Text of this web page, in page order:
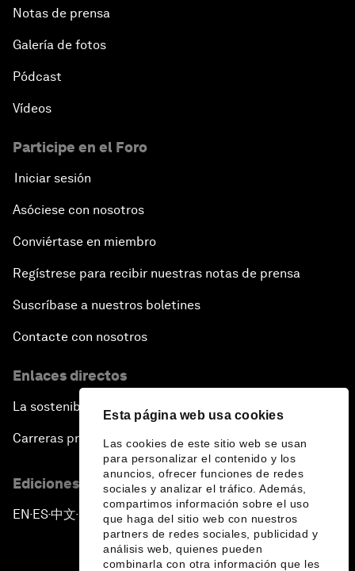
Esta página web usa cookies
Las cookies de este sitio web se usan
para personalizar el contenido y los
anuncios, ofrecer funciones de redes
sociales y analizar el tráfico. Además,
compartimos información sobre el uso
que haga del sitio web con nuestros
partners de redes sociales, publicidad y
análisis web, quienes pueden
combinarla con otra información que les
Notas de prensa
Galería de fotos
Pódcast
Vídeos
Participe en el Foro
Iniciar sesión
Asóciese con nosotros
Conviértase en miembro
Regístrese para recibir nuestras notas de prensa
Suscríbase a nuestros boletines
Contacte con nosotros
Enlaces directos
La sostenibilidad en el Foro
Carreras profesionales
Ediciones en otros idiomas
EN ▪ES▪中文▪ 日本語